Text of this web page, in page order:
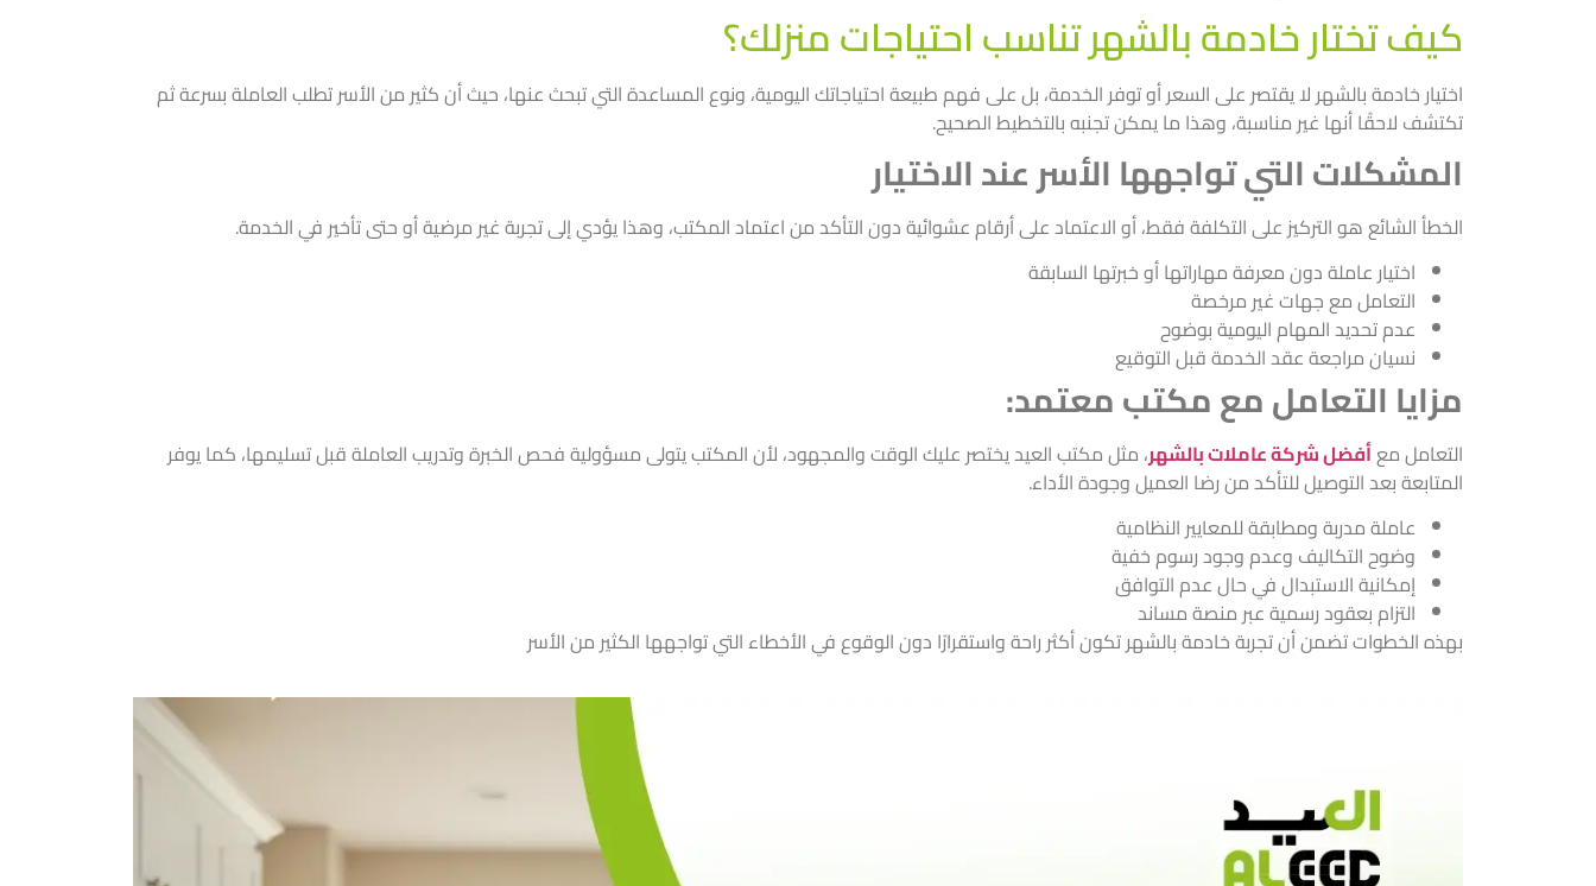
كيف تختار خادمة بالشهر تناسب احتياجات منزلك؟
اختيار خادمة بالشهر لا يقتصر على السعر أو توفر الخدمة، بل على فهم طبيعة احتياجاتك اليومية، ونوع المساعدة التي تبحث عنها، حيث أن كثير من الأسر تطلب العاملة بسرعة ثم
تكتشف لاحقًا أنها غير مناسبة، وهذا ما يمكن تجنبه بالتخطيط الصحيح.
المشكلات التي تواجهها الأسر عند الاختيار
الخطأ الشائع هو التركيز على التكلفة فقط، أو الاعتماد على أرقام عشوائية دون التأكد من اعتماد المكتب، وهذا يؤدي إلى تجربة غير مرضية أو حتى تأخير في الخدمة.
اختيار عاملة دون معرفة مهاراتها أو خبرتها السابقة
التعامل مع جهات غير مرخصة
عدم تحديد المهام اليومية بوضوح
نسيان مراجعة عقد الخدمة قبل التوقيع
مزايا التعامل مع مكتب معتمد:
التعامل معأفضل شركة عاملات بالشهر، مثل مكتب العيد يختصر عليك الوقت والمجهود، لأن المكتب يتولى مسؤولية فحص الخبرة وتدريب العاملة قبل تسليمها، كما يوفر
المتابعة بعد التوصيل للتأكد من رضا العميل وجودة الأداء.
عاملة مدربة ومطابقة للمعايير النظامية
وضوح التكاليف وعدم وجود رسوم خفية
إمكانية الاستبدال في حال عدم التوافق
التزام بعقود رسمية عبر منصة مساند
بهذه الخطوات تضمن أن تجربة خادمة بالشهر تكون أكثر راحة واستقرارًا دون الوقوع في الأخطاء التي تواجهها الكثير من الأسر